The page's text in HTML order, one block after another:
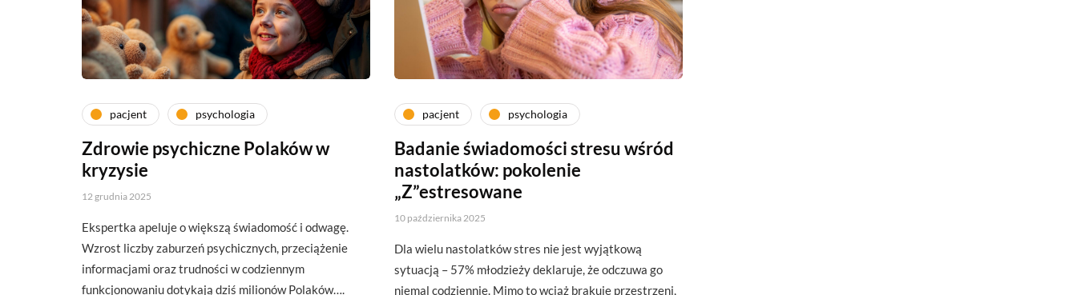
pacjent psychologia
Zdrowie psychiczne Polaków w
kryzysie
12 grudnia 2025
Ekspertka apeluje o większą świadomość i odwagę.
Wzrost liczby zaburzeń psychicznych, przeciążenie
informacjami oraz trudności w codziennym
funkcjonowaniu dotykają dziś milionów Polaków….
pacjent psychologia
Badanie świadomości stresu wśród
nastolatków: pokolenie
„Z”estresowane
10 października 2025
Dla wielu nastolatków stres nie jest wyjątkową
sytuacją – 57% młodzieży deklaruje, że odczuwa go
niemal codziennie. Mimo to wciąż brakuje przestrzeni,